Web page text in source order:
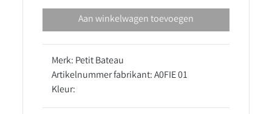
Aan winkelwagen toevoegen
Merk: Petit Bateau
Artikelnummer fabrikant: A0FIE 01
Kleur: